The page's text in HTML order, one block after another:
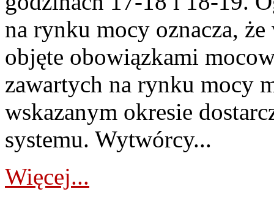
na rynku mocy oznacza,
objęte obowiązkami
zawartych na rynku mocy
wskazanym okresie
systemu. Wytwórcy...
Więcej...